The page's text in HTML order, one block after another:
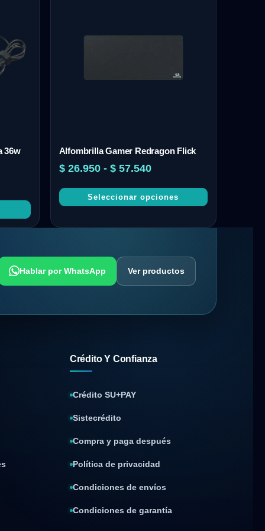
36w Alfombrilla Gamer Redragon Flick
$26.950 - $57.540
Seleccionar opciones
Hablar por WhatsApp Ver productos
Crédito Y Confianza
Crédito SU+PAY
Sistecrédito
Compra y paga después
Política de privacidad
Condiciones de envíos
Condiciones de garantía